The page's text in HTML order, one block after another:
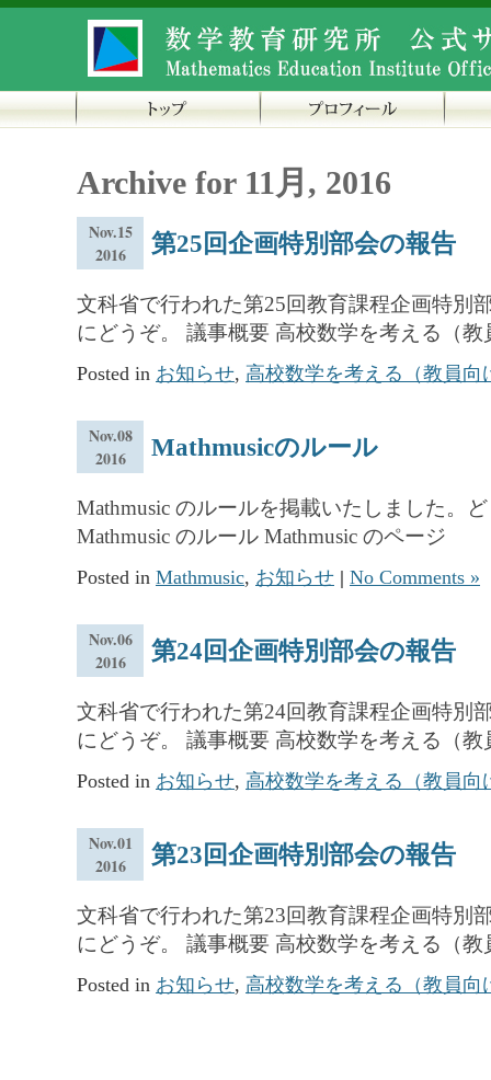
Archive for 11月, 2016
Nov.15
2016
第25回企画特別部会の報告
文科省で行われた第25回教育課程企画特別
にどうぞ。 議事概要 高校数学を考える（
Posted in お知らせ, 高校数学を考える（教員向
Nov.08
2016
Mathmusicのルール
Mathmusic のルールを掲載いたしました。
Mathmusic のルール Mathmusic のページ
Posted in Mathmusic, お知らせ | No Comments »
Nov.06
2016
第24回企画特別部会の報告
文科省で行われた第24回教育課程企画特別
にどうぞ。 議事概要 高校数学を考える（
Posted in お知らせ, 高校数学を考える（教員向
Nov.01
2016
第23回企画特別部会の報告
文科省で行われた第23回教育課程企画特別
にどうぞ。 議事概要 高校数学を考える（
Posted in お知らせ, 高校数学を考える（教員向